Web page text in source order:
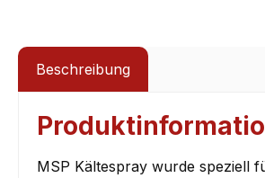
Beschreibung
MSP Kältespray wurde speziell